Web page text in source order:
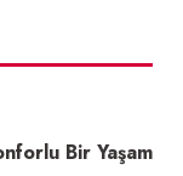
Bir Yaşam